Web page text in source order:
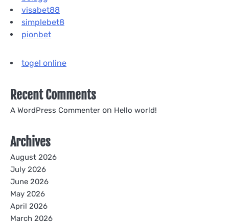
visabet88
simplebet8
pionbet
togel online
Recent Comments
A WordPress Commenter on Hello world!
Archives
August 2026
July 2026
June 2026
May 2026
April 2026
March 2026